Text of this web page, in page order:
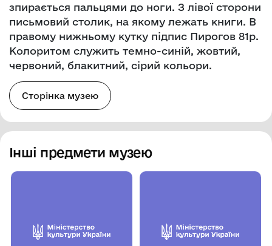
зпирається пальцями до ноги. З лівої сторони
письмовий столик, на якому лежать книги. В
правому нижньому кутку підпис Пирогов 81р.
Колоритом служить темно-синій, жовтий,
червоний, блакитний, сірий кольори.
Сторінка музею
Інші предмети музею